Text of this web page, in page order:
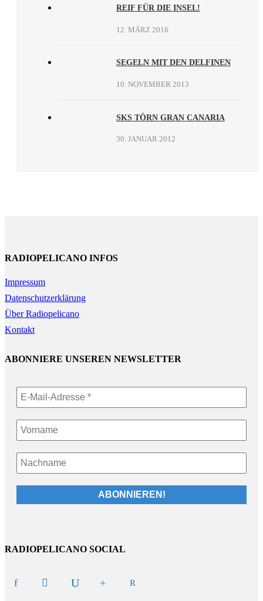
REIF FÜR DIE INSEL!
12. MÄRZ 2016
SEGELN MIT DEN DELFINEN
10. NOVEMBER 2013
SKS TÖRN GRAN CANARIA
30. JANUAR 2012
RADIOPELICANO INFOS
Impressum
Datenschutzerklärung
Über Radiopelicano
Kontakt
ABONNIERE UNSEREN NEWSLETTER
RADIOPELICANO SOCIAL